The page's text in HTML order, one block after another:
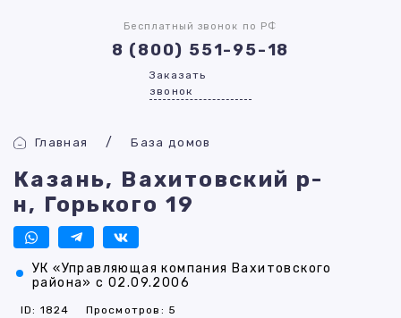
Бесплатный звонок по РФ
8 (800) 551-95-18
Заказать
звонок
Главная База домов
Казань, Вахитовский р-
н, Горького 19
УК «Управляющая компания Вахитовского
района» с 02.09.2006
ID: 1824 Просмотров: 5